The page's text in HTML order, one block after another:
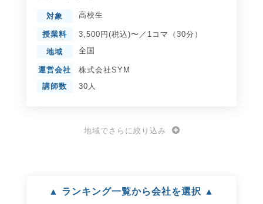
対象 高校生
授業料 3,500円(税込)〜／1コマ（30分）
地域 全国
運営会社
株式会社SYM
講師数
30人
地域でさらに絞り込み
▲ ランキング一覧から会社を選択 ▲